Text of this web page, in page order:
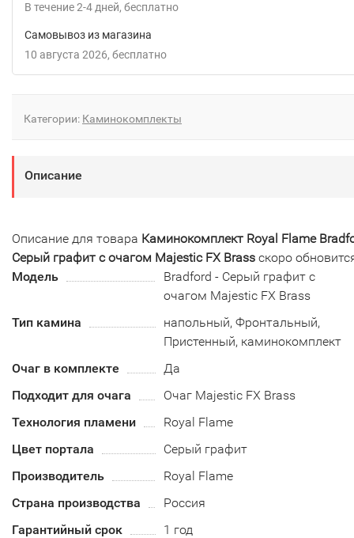
В течение2-4 дней Бесплатно
Самовывоз из магазина
10 августа 2026
Бесплатно
Категории: Каминокомплекты
Описание
Описание для товара Каминокомплект Royal Flame
Серый графит с очагом Majestic FX Brass скоро
Модель
Bradford - Серый графит с
очагом Majestic FX Brass
Тип камина
напольный, Фронтальный,
Пристенный, каминокомплект
Очаг в комплекте
Да
Подходит для очага
Очаг Majestic FX Brass
Технология пламени
Royal Flame
Цвет портала
Серый графит
Производитель
Royal Flame
Страна производства
Россия
Гарантийный срок
1 год